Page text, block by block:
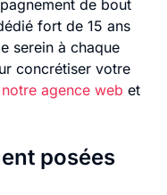
de bout
fort de 15 ans
serein à chaque
concrétiser votre
agence web et
posées